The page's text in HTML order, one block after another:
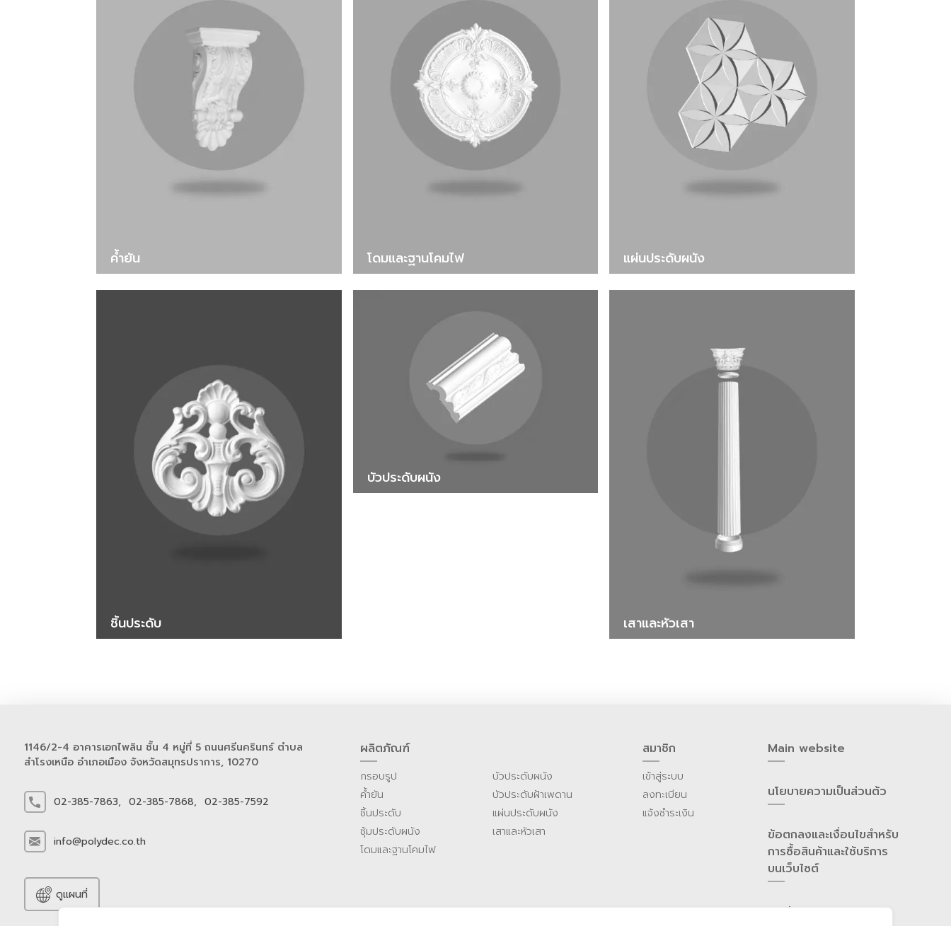
ค้ำยัน
ชิ้นประดับ
โดมและฐานโคมไฟ
บัวประดับผนัง
แผ่นประดับผนัง
เสาและหัวเสา
1146/2-4 อาคารเอกไพลิน ชั้น 4 หมู่ที่ 5 ถนนศรีนครินทร์ ตำบล
สำโรงเหนือ อำเภอเมือง จังหวัดสมุทรปราการ, 10270
02-385-7863, 02-385-7868, 02-385-7592
info@polydec.co.th
ดูแผนที่
ผลิตภัณฑ์
กรอบรูป
ค้ำยัน
ชิ้นประดับ
ซุ้มประดับผนัง
โดมและฐานโคมไฟ
บัวประดับผนัง
บัวประดับฝ้าเพดาน
แผ่นประดับผนัง
เสาและหัวเสา
สมาชิก
เข้าสู่ระบบ
ลงทะเบียน
แจ้งชำระเงิน
Main website
นโยบายความเป็นส่วนต้ว
ข้อตกลงและเงื่อนไขสำหรับ
การซื้อสินค้าและใช้บริการ
บนเว็บไซต์
ติดต่อเรา